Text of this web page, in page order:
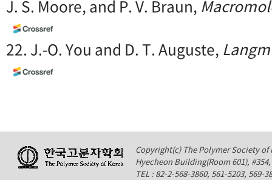
J. S. Moore, and P. V. Braun,
22. J.-O. You and D. T. Auguste,
Copyright(c) The Polymer Society of
Hyecheon Building(Room 601),
TEL : 82-2-568-3860, 561-5203,